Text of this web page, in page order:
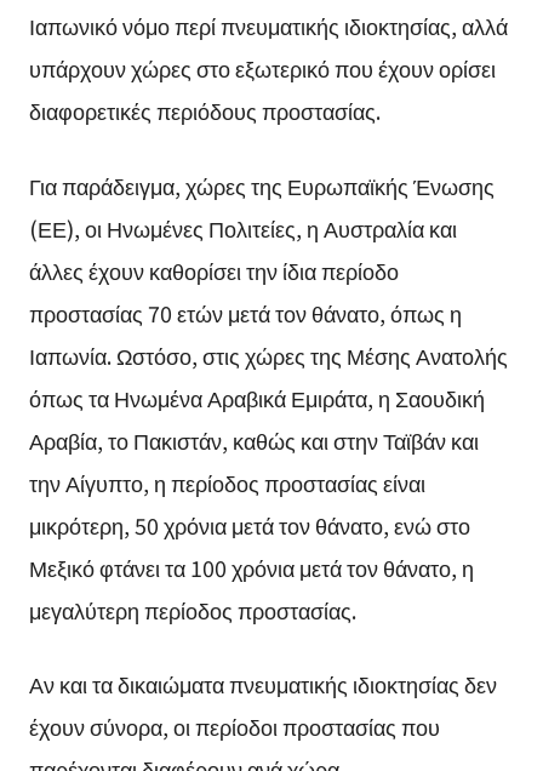
Ιαπωνικό νόμο περί πνευματικής ιδιοκτησίας, αλλά
υπάρχουν χώρες στο εξωτερικό που έχουν ορίσει
διαφορετικές περιόδους προστασίας.
Για παράδειγμα, χώρες της Ευρωπαϊκής Ένωσης
(ΕΕ), οι Ηνωμένες Πολιτείες, η Αυστραλία και
άλλες έχουν καθορίσει την ίδια περίοδο
προστασίας 70 ετών μετά τον θάνατο, όπως η
Ιαπωνία. Ωστόσο, στις χώρες της Μέσης Ανατολής
όπως τα Ηνωμένα Αραβικά Εμιράτα, η Σαουδική
Αραβία, το Πακιστάν, καθώς και στην Ταϊβάν και
την Αίγυπτο, η περίοδος προστασίας είναι
μικρότερη, 50 χρόνια μετά τον θάνατο, ενώ στο
Μεξικό φτάνει τα 100 χρόνια μετά τον θάνατο, η
μεγαλύτερη περίοδος προστασίας.
Αν και τα δικαιώματα πνευματικής ιδιοκτησίας δεν
έχουν σύνορα, οι περίοδοι προστασίας που